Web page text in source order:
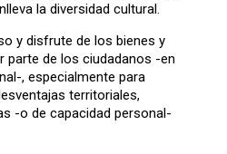
la diversidad cultural.
y disfrute de los bienes y
parte de los ciudadanos -en
, especialmente para
territoriales,
-o de capacidad personal-